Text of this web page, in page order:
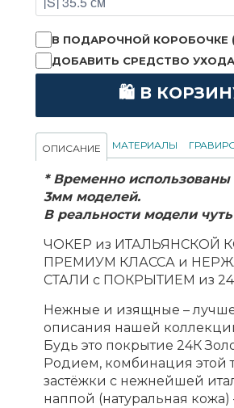
В ПОДАРОЧНОЙ КОРОБОЧКЕ
ДОБАВИТЬ СРЕДСТВО УХОДА
🛍 В
ОПИСАНИЕ МАТЕРИАЛЫ
* Временно
3мм моделей.
В реальности модели
ЧОКЕР из ИТАЛЬЯНСКОЙ
ПРЕМИУМ КЛАССА и
СТАЛИ с ПОКРЫТИЕМ из
Нежные и изящные –
описания нашей
Будь это покрытие 24К
Родием, комбинация этой
застёжки с нежнейшей
наппой (натуральная кожа)